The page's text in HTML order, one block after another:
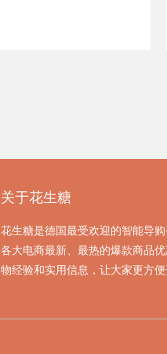
关于花生糖
花生糖是德国最受欢迎的智能导
各大电商最新、最热的爆款商品
物经验和实用信息，让大家更方便